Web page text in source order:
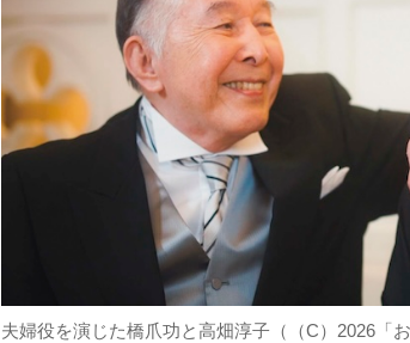
夫婦役を演じた橋爪功と高畑淳子（（C）2026「